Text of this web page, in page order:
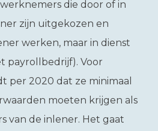
die door of in
zijn uitgekozen en
werken, maar in dienst
payrollbedrijf). Voor
per 2020 dat ze minimaal
moeten krijgen als
van de inlener. Het gaat